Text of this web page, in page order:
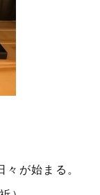
が始まる。